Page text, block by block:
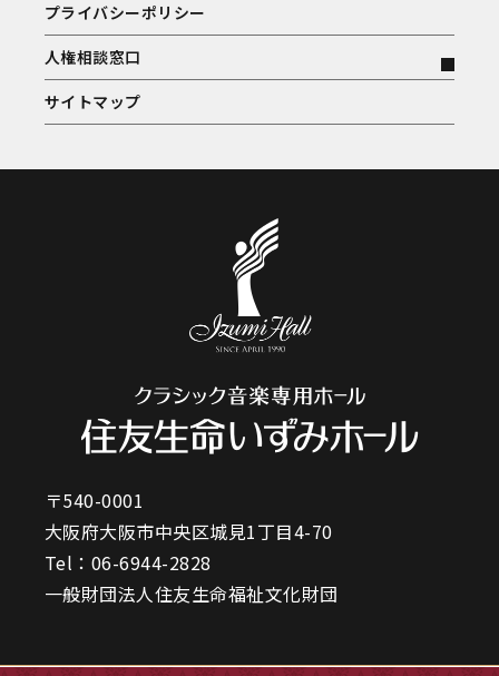
プライバシーポリシー
人権相談窓口
サイトマップ
〒540-0001
大阪府大阪市中央区城見1丁目4-70
Tel： 06-6944-2828
一般財団法人住友生命福祉文化財団